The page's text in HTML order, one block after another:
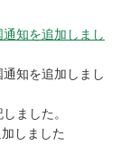
通知を追加しまし
知を追加しまし
ました。
しました